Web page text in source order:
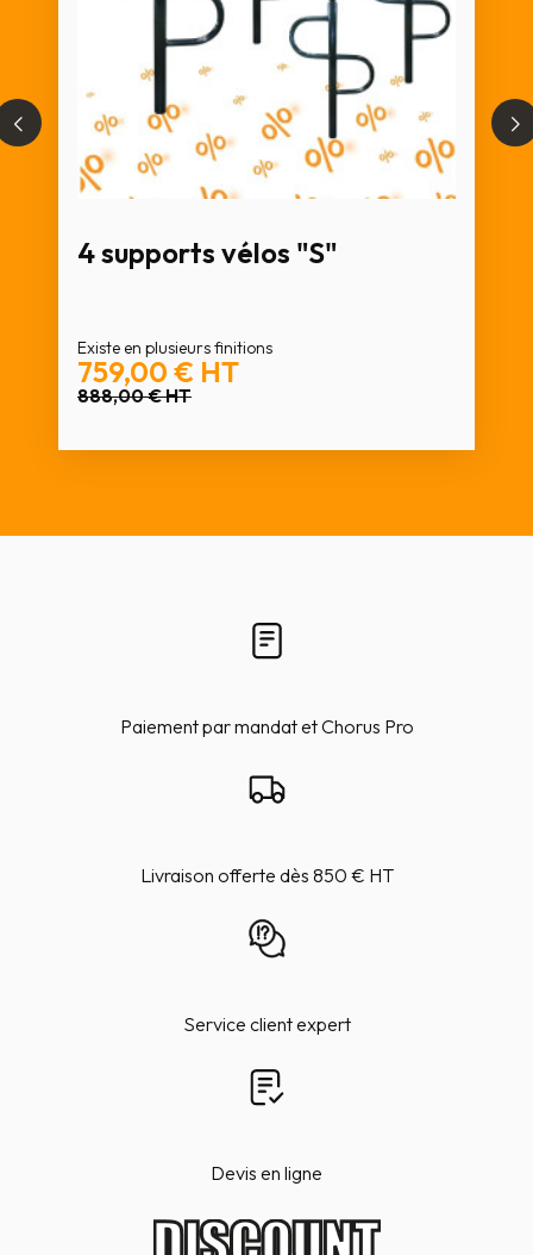
4 supports vélos "S"
Existe en plusieurs finitions
759,00 € HT
888,00 €HT
Paiement par mandat et Chorus Pro
Livraison offerte dès 850 € HT
Service client expert
Devis en ligne